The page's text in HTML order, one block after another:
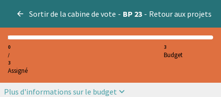
Sortir de la cabine de vote - BP 23 - Retour aux projets
0
/
3
Assigné
3
Budget
Plus d'informations sur le budget